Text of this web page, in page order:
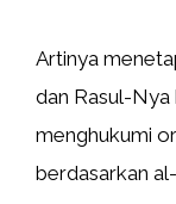
Artinya
dan Rasul-Nya
menghukumi
berdasarkan